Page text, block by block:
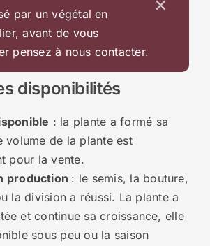
par un végétal en
avant de vous
pensez à nous contacter.
×
disponibilités
: la plante a formé sa
volume de la plante est
pour la vente.
production : le semis, la bouture,
la division a réussi. La plante a
et continue sa croissance, elle
sous peu ou la saison